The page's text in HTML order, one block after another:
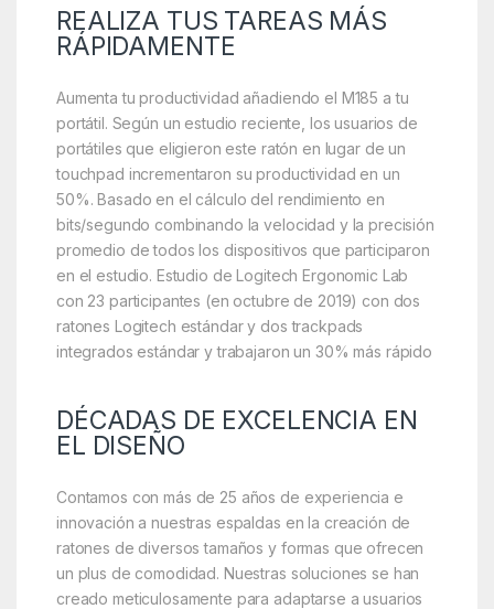
REALIZA TUS TAREAS MÁS
RÁPIDAMENTE
Aumenta tu productividad añadiendo el M185 a tu
portátil. Según un estudio reciente, los usuarios de
portátiles que eligieron este ratón en lugar de un
touchpad incrementaron su productividad en un
50%. Basado en el cálculo del rendimiento en
bits/segundo combinando la velocidad y la precisión
promedio de todos los dispositivos que participaron
en el estudio. Estudio de Logitech Ergonomic Lab
con 23 participantes (en octubre de 2019) con dos
ratones Logitech estándar y dos trackpads
integrados estándar y trabajaron un 30% más rápido
DÉCADAS DE EXCELENCIA EN
EL DISEÑO
Contamos con más de 25 años de experiencia e
innovación a nuestras espaldas en la creación de
ratones de diversos tamaños y formas que ofrecen
un plus de comodidad. Nuestras soluciones se han
creado meticulosamente para adaptarse a usuarios